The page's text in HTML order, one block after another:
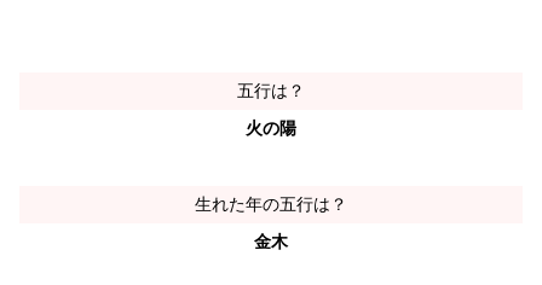
五行は？
火の陽
生れた年の五行は？
金木